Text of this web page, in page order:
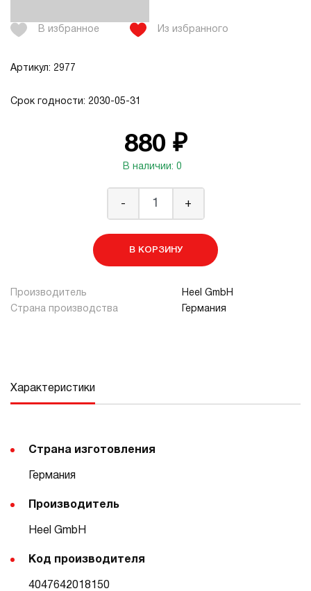
В избранное Из избранного
Артикул: 2977
Срок годности: 2030-05-31
880 ₽
В наличии: 0
- +
В КОРЗИНУ
Производитель
Heel GmbH
Страна производства
Германия
Характеристики
Страна изготовления
Германия
Производитель
Heel GmbH
Код производителя
4047642018150